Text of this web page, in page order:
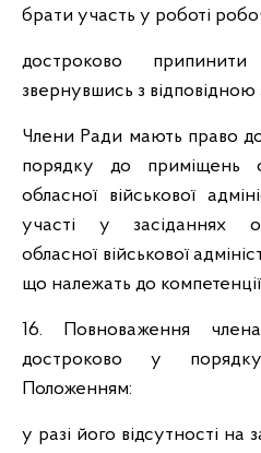
брати участь у роботі
достроково
звернувшись з
Члени Ради мають право
порядку до приміщень
обласної військової
участі у засіданнях
обласної військової
що належать до
16. Повноваження
достроково у
Положенням:
у разі його відсутності на